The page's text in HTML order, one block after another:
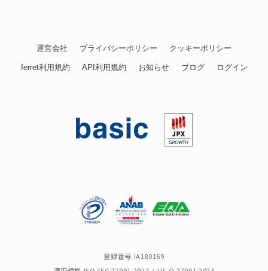
運営会社 プライバシーポリシー クッキーポリシー
ferret利用規約 API利用規約 お知らせ ブログ ログイン
登録番号 IA180169